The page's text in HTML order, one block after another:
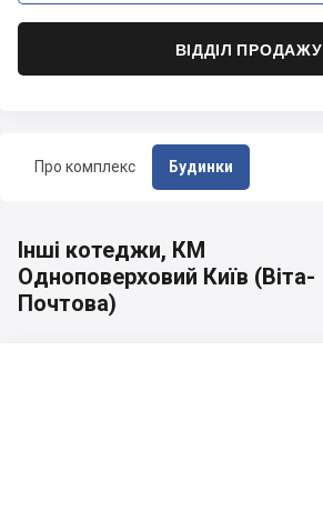
Про комплекс Будинки
ВІДДІЛ ПРОДАЖУ
Інші котеджи, КМ
Одноповерховий Київ (Віта-
Почтова)